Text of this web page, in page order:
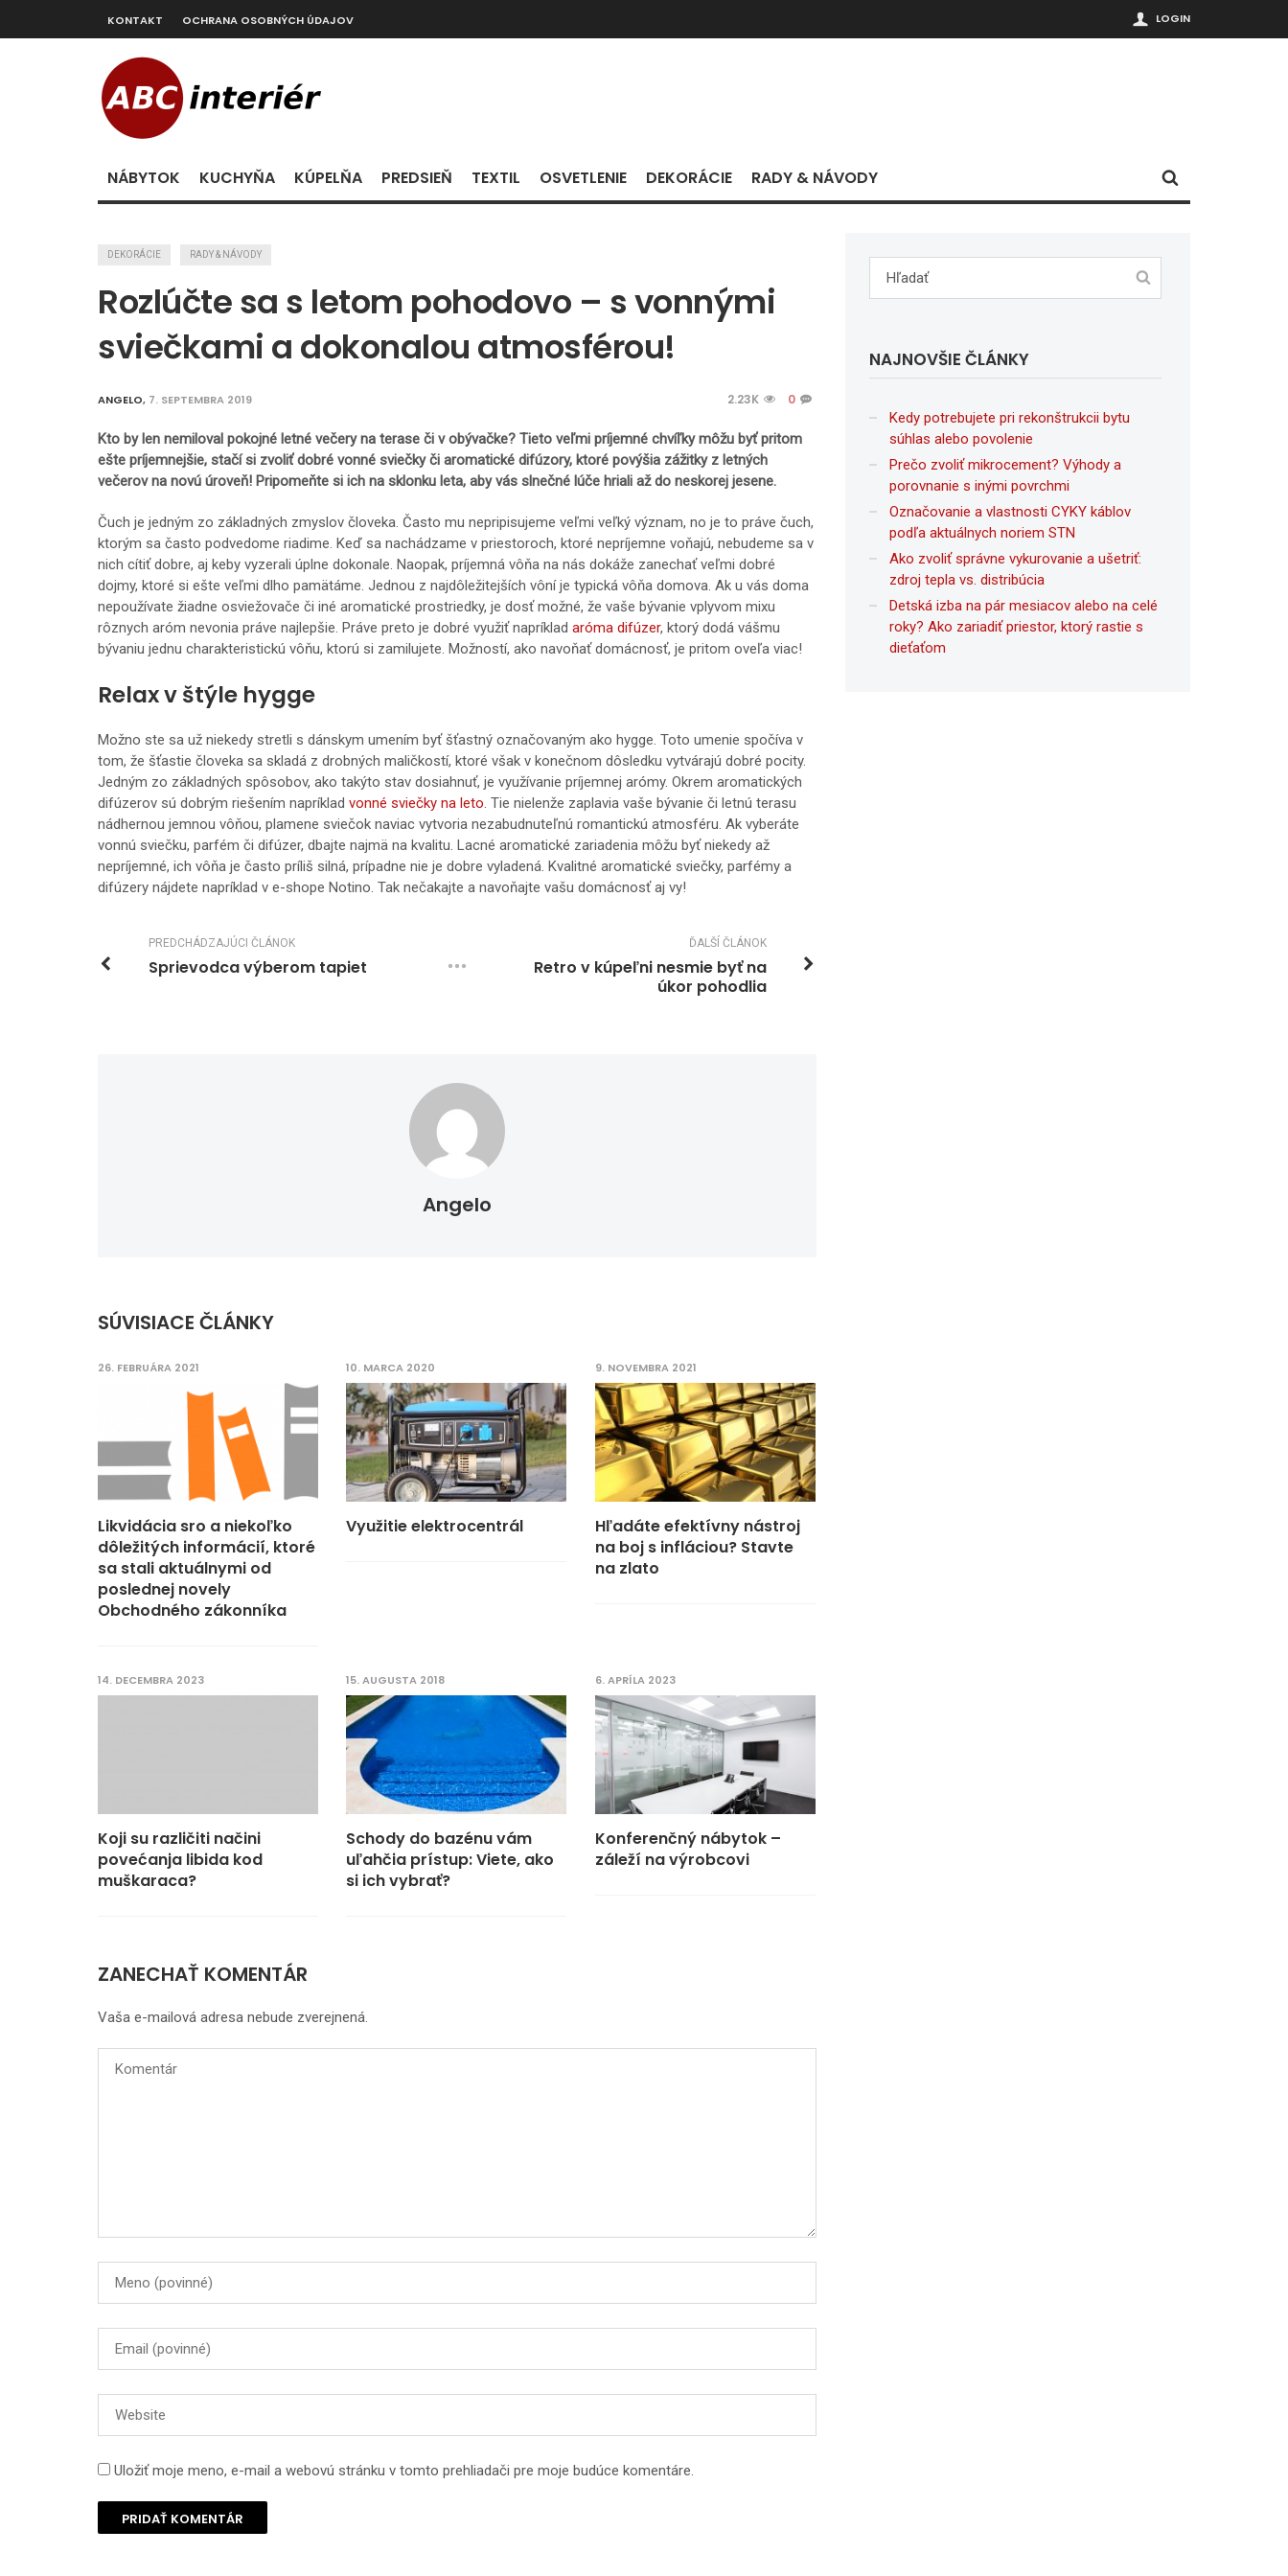
LOGIN
KONTAKT OCHRANA OSOBNÝCH ÚDAJOV
NÁBYTOK KUCHYŇA KÚPELŇA PREDSIEŇ TEXTIL OSVETLENIE DEKORÁCIE RADY & NÁVODY
DEKORÁCIE RADY & NÁVODY
Rozlúčte sa s letom pohodovo – s vonnými
sviečkami a dokonalou atmosférou!
ANGELO, 7. SEPTEMBRA 2019 2.23K 0
Kto by len nemiloval pokojné letné večery na terase či v obývačke? Tieto veľmi príjemné chvíľky môžu byť pritom
ešte príjemnejšie, stačí si zvoliť dobré vonné sviečky či aromatické difúzory, ktoré povýšia zážitky z letných
večerov na novú úroveň! Pripomeňte si ich na sklonku leta, aby vás slnečné lúče hriali až do neskorej jesene.
Čuch je jedným zo základných zmyslov človeka. Často mu nepripisujeme veľmi veľký význam, no je to práve čuch,
ktorým sa často podvedome riadime. Keď sa nachádzame v priestoroch, ktoré nepríjemne voňajú, nebudeme sa v
nich cítiť dobre, aj keby vyzerali úplne dokonale. Naopak, príjemná vôňa na nás dokáže zanechať veľmi dobré
dojmy, ktoré si ešte veľmi dlho pamätáme. Jednou z najdôležitejších vôní je typická vôňa domova. Ak u vás doma
nepoužívate žiadne osviežovače či iné aromatické prostriedky, je dosť možné, že vaše bývanie vplyvom mixu
rôznych aróm nevonia práve najlepšie. Práve preto je dobré využiť napríklad aróma difúzer, ktorý dodá vášmu
bývaniu jednu charakteristickú vôňu, ktorú si zamilujete. Možností, ako navoňať domácnosť, je pritom oveľa viac!
Relax v štýle hygge
Možno ste sa už niekedy stretli s dánskym umením byť šťastný označovaným ako hygge. Toto umenie spočíva v
tom, že šťastie človeka sa skladá z drobných maličkostí, ktoré však v konečnom dôsledku vytvárajú dobré pocity.
Jedným zo základných spôsobov, ako takýto stav dosiahnuť, je využívanie príjemnej arómy. Okrem aromatických
difúzerov sú dobrým riešením napríklad vonné sviečky na leto. Tie nielenže zaplavia vaše bývanie či letnú terasu
nádhernou jemnou vôňou, plamene sviečok naviac vytvoria nezabudnuteľnú romantickú atmosféru. Ak vyberáte
vonnú sviečku, parfém či difúzer, dbajte najmä na kvalitu. Lacné aromatické zariadenia môžu byť niekedy až
nepríjemné, ich vôňa je často príliš silná, prípadne nie je dobre vyladená. Kvalitné aromatické sviečky, parfémy a
difúzery nájdete napríklad v e-shope Notino. Tak nečakajte a navoňajte vašu domácnosť aj vy!
ĎALŠÍ ČLÁNOK
Retro v kúpeľni nesmie byť na
úkor pohodlia
PREDCHÁDZAJÚCI ČLÁNOK
Sprievodca výberom tapiet
Angelo
SÚVISIACE ČLÁNKY
26. FEBRUÁRA 2021
Likvidácia sro a niekoľko
dôležitých informácií, ktoré
sa stali aktuálnymi od
poslednej novely
Obchodného zákonníka
10. MARCA 2020
Využitie elektrocentrál
9. NOVEMBRA 2021
Hľadáte efektívny nástroj
na boj s infláciou? Stavte
na zlato
14. DECEMBRA 2023
Koji su različiti načini
povećanja libida kod
muškaraca?
15. AUGUSTA 2018
Schody do bazénu vám
uľahčia prístup: Viete, ako
si ich vybrať?
6. APRÍLA 2023
Konferenčný nábytok –
záleží na výrobcovi
ZANECHAŤ KOMENTÁR
Vaša e-mailová adresa nebude zverejnená.
Uložiť moje meno, e-mail a webovú stránku v tomto prehliadači pre moje budúce komentáre.
NAJNOVŠIE ČLÁNKY
Kedy potrebujete pri rekonštrukcii bytu
súhlas alebo povolenie
Prečo zvoliť mikrocement? Výhody a
porovnanie s inými povrchmi
Označovanie a vlastnosti CYKY káblov
podľa aktuálnych noriem STN
Ako zvoliť správne vykurovanie a ušetriť:
zdroj tepla vs. distribúcia
Detská izba na pár mesiacov alebo na celé
roky? Ako zariadiť priestor, ktorý rastie s
dieťaťom